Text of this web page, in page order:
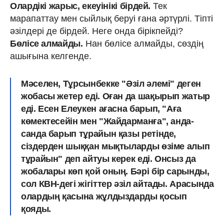
Олардікі жарыс, екеуінікі бірдей. Тек
марапаттау мен сыйлық беруі ғана әртүрлі. Тіпті
әзілдері де бірдей. Неге онда бірікпейді?
Бөлісе алмайды. Нан бөлісе алмайды, сөздің
ашығына келгенде.
Мәселен, Тұрсынбекке "Әзіл әлемі" деген
жобасы жетер еді. Оған да шақырып жатыр
еді. Есен Елеукен ағасна барып, "Аға
көмектесейін мен "Жайдарманға", анда-
санда барып тұрайын қазы ретінде,
сіздерден шыққан мықтыларды өзіме алып
тұрайын" деп айтуы керек еді. Онсыз да
жобалары көп қой оның. Бәрі бір сарынды,
сол КВН-дегі жігіттер әзіл айтады. Арасында
олардың қасына жұлдыздарды қосып
қояды.